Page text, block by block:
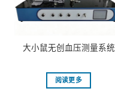
大小鼠无创血压测量系统
阅读更多